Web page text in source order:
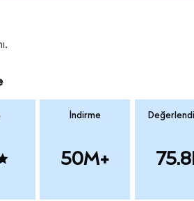
İndirme
50M+